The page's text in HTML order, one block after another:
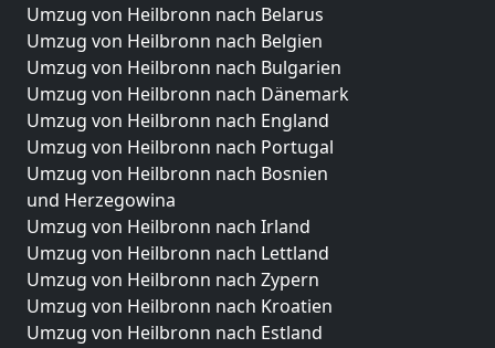
Umzug von Heilbronn nach Belarus
Umzug von Heilbronn nach Belgien
Umzug von Heilbronn nach Bulgarien
Umzug von Heilbronn nach Dänemark
Umzug von Heilbronn nach England
Umzug von Heilbronn nach Portugal
Umzug von Heilbronn nach Bosnien
und Herzegowina
Umzug von Heilbronn nach Irland
Umzug von Heilbronn nach Lettland
Umzug von Heilbronn nach Zypern
Umzug von Heilbronn nach Kroatien
Umzug von Heilbronn nach Estland